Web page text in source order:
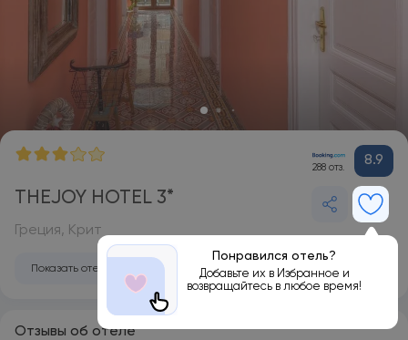
288 отз. 8.9
THEJOY HOTEL 3*
Понравился отель?
Добавьте их в Избранное и
возвращайтесь в любое время!
Греция, Крит
Показать отель на карте
Отзывы об отеле